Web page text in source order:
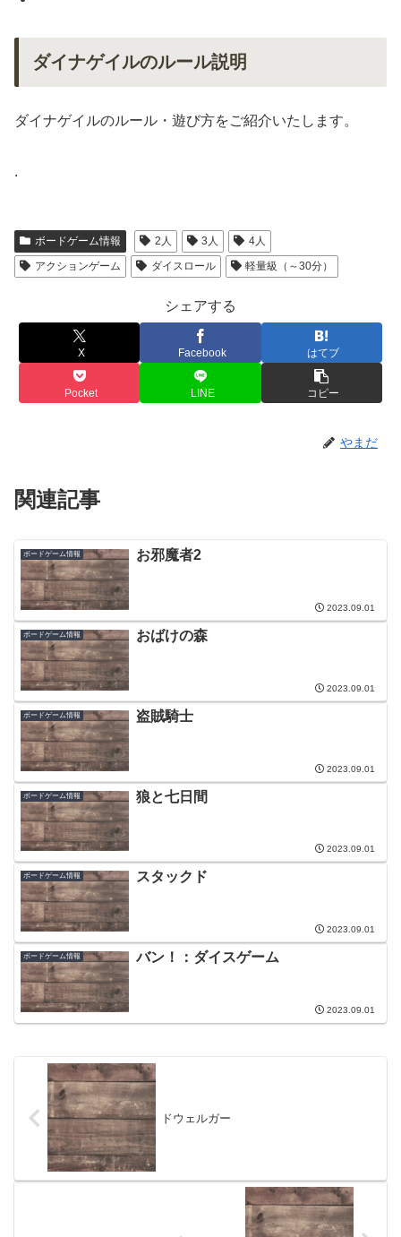
ダイナゲイルのルール説明
ダイナゲイルのルール・遊び方をご紹介いたします。
.
ボードゲーム情報 2人 3人
4人
アクションゲーム
ダイスロール 軽量級（～30分）
シェアする
X Facebook はてブ
Pocket LINE コピー
やまだ
関連記事
ボードゲーム情報 お邪魔者2
2023.09.01
ボードゲーム情報 おばけの森
2023.09.01
ボードゲーム情報 盗賊騎士
2023.09.01
ボードゲーム情報 狼と七日間
2023.09.01
ボードゲーム情報 スタックド
2023.09.01
ボードゲーム情報 バン！：ダイスゲーム
2023.09.01
ドウェルガー